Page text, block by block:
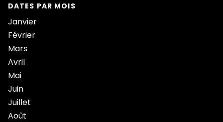
DATES PAR MOIS
Janvier
Février
Mars
Avril
Mai
Juin
Juillet
Août